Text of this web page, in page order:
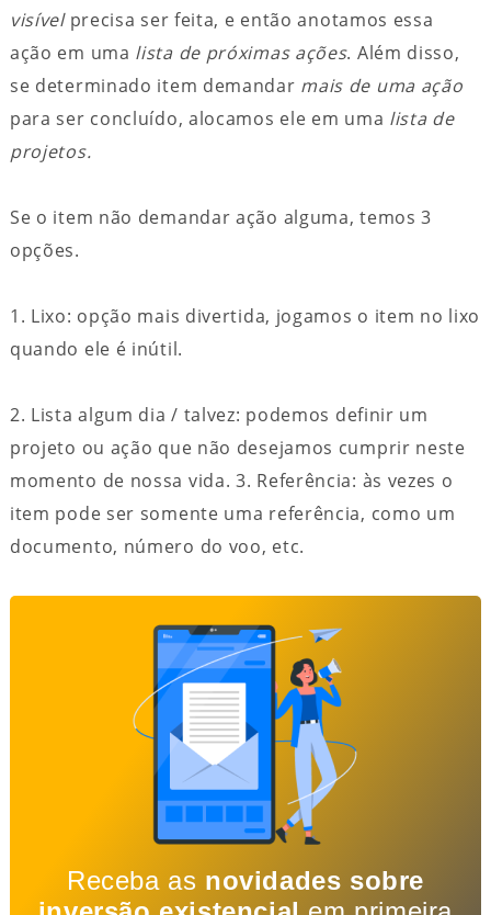
visível precisa ser feita, e então anotamos essa
ação em uma lista de próximas ações. Além disso,
se determinado item demandar mais de uma ação
para ser concluído, alocamos ele em uma lista de
projetos.
Se o item não demandar ação alguma, temos 3
opções.
1. Lixo: opção mais divertida, jogamos o item no lixo
quando ele é inútil.
2. Lista algum dia / talvez: podemos definir um
projeto ou ação que não desejamos cumprir neste
momento de nossa vida. 3. Referência: às vezes o
item pode ser somente uma referência, como um
documento, número do voo, etc.
Receba as novidades sobre